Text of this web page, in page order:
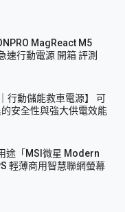
MagReact M5
速行動電源 開箱 評測
行動儲能救車電源】 可
安全性與強大供電效能
途「MSI微星 Modern
輕薄商用智慧聯網螢幕